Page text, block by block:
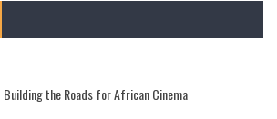
Building the Roads for African Cinema